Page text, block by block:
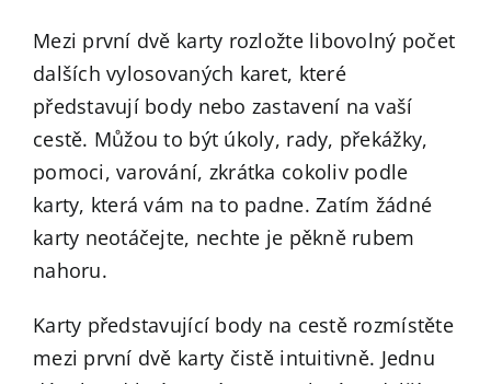
Mezi první dvě karty rozložte libovolný počet
dalších vylosovaných karet, které
představují body nebo zastavení na vaší
cestě. Můžou to být úkoly, rady, překážky,
pomoci, varování, zkrátka cokoliv podle
karty, která vám na to padne. Zatím žádné
karty neotáčejte, nechte je pěkně rubem
nahoru.
Karty představující body na cestě rozmístěte
mezi první dvě karty čistě intuitivně. Jednu